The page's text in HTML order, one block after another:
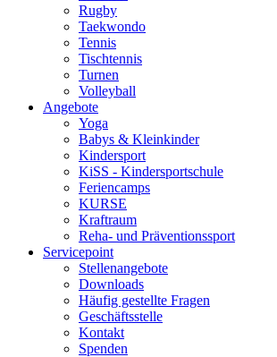
Rugby
Taekwondo
Tennis
Tischtennis
Turnen
Volleyball
Angebote
Yoga
Babys & Kleinkinder
Kindersport
KiSS - Kindersportschule
Feriencamps
KURSE
Kraftraum
Reha- und Präventionssport
Servicepoint
Stellenangebote
Downloads
Häufig gestellte Fragen
Geschäftsstelle
Kontakt
Spenden